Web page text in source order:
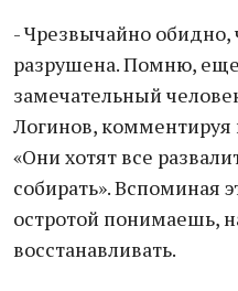
- Чрезвычайно обидно,
разрушена. Помню,
замечательный
Логинов, комментируя
«Они хотят все
собирать». Вспоминая
остротой понимаешь,
восстанавливать.